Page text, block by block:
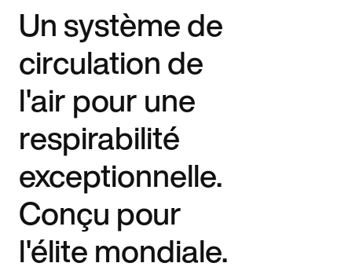
Un système de
circulation de
l'air pour une
respirabilité
exceptionnelle.
Conçu pour
l'élite mondiale.